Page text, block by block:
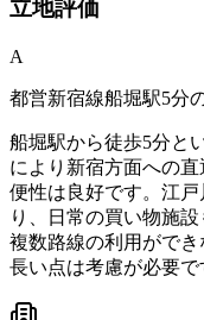
立地評価
A
都営新宿線船堀駅5分
船堀駅から徒歩5分と
により新宿方面への
便性は良好です。江
り、日常の買い物施
複数路線の利用がで
長い点は考慮が必要で